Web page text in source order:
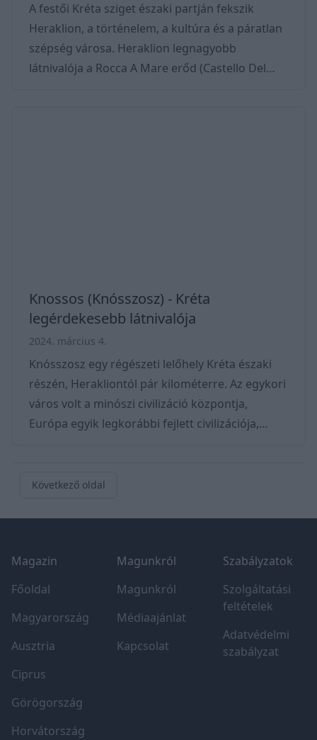
A festői Kréta sziget északi partján fekszik
Heraklion, a történelem, a kultúra és a páratlan
szépség városa. Heraklion legnagyobb
látnivalója a Rocca A Mare erőd (Castello Del
Knossos (Knósszosz) - Kréta
legérdekesebb látnivalója
2024. március 4.
Knósszosz egy régészeti lelőhely Kréta északi
részén, Herakliontól pár kilométerre. Az egykori
város volt a minószi civilizáció központja,
Európa egyik legkorábbi fejlett civilizációja,
palotakomplexumáról, amelyről úgy tartják,
és vallási központja volt. Knossos döntő
kereskedelmi hálózataiban, olyan árukat
exportálva, mi
Következő oldal
Magazin
Főoldal
Magyarország
Ausztria
Ciprus
Görögország
Horvátország
Magunkról
Magunkról
Médiaajánlat
Kapcsolat
Szabályzatok
Szolgáltatási
feltételek
Adatvédelmi
szabályzat